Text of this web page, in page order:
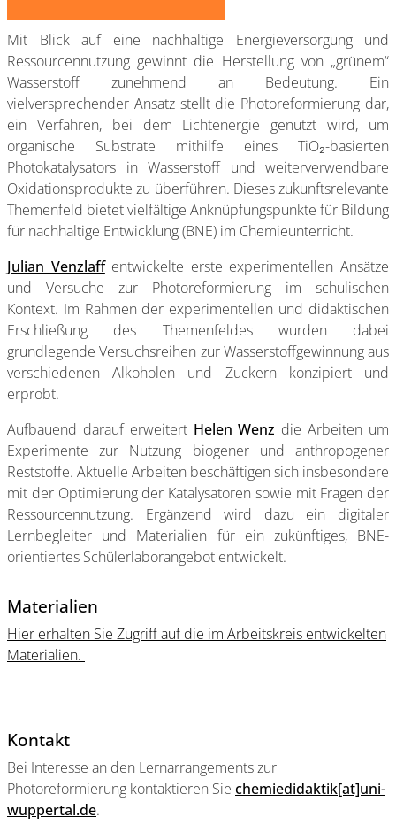
Mit Blick auf eine nachhaltige Energieversorgung und
Ressourcennutzung gewinnt die Herstellung von „grünem“
Wasserstoff zunehmend an Bedeutung. Ein
vielversprechender Ansatz stellt die Photoreformierung dar,
ein Verfahren, bei dem Lichtenergie genutzt wird, um
organische Substrate mithilfe eines TiO₂-basierten
Photokatalysators in Wasserstoff und weiterverwendbare
Oxidationsprodukte zu überführen. Dieses zukunftsrelevante
Themenfeld bietet vielfältige Anknüpfungspunkte für Bildung
für nachhaltige Entwicklung (BNE) im Chemieunterricht.
Julian Venzlaffentwickelte erste experimentellen Ansätze
und Versuche zur Photoreformierung im schulischen
Kontext. Im Rahmen der experimentellen und didaktischen
Erschließung des Themenfeldes wurden dabei
grundlegende Versuchsreihen zur Wasserstoffgewinnung aus
verschiedenen Alkoholen und Zuckern konzipiert und
erprobt.
Aufbauend darauf erweitert Helen Wenz die Arbeiten um
Experimente zur Nutzung biogener und anthropogener
Reststoffe. Aktuelle Arbeiten beschäftigen sich insbesondere
mit der Optimierung der Katalysatoren sowie mit Fragen der
Ressourcennutzung. Ergänzend wird dazu ein digitaler
Lernbegleiter und Materialien für ein zukünftiges, BNE-
orientiertes Schülerlaborangebot entwickelt.
Materialien
Hier erhalten Sie Zugriff auf die im Arbeitskreis entwickelten
Materialien.
Kontakt
Bei Interesse an den Lernarrangements zur
Photoreformierung kontaktieren Sie chemiedidaktik[at]uni-
wuppertal.de.